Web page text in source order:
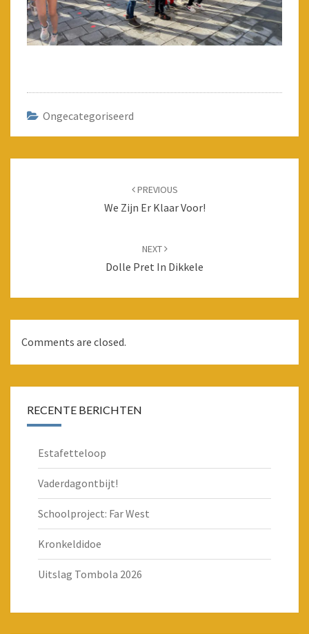
Ongecategoriseerd
PREVIOUS
We Zijn Er Klaar Voor!
NEXT
Dolle Pret In Dikkele
Comments are closed.
RECENTE BERICHTEN
Estafetteloop
Vaderdagontbijt!
Schoolproject: Far West
Kronkeldidoe
Uitslag Tombola 2026